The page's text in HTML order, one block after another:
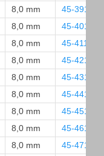
8,0 mm
45-3910-
8,0 mm
45-4010-
8,0 mm
45-4110-
8,0 mm
45-4210-
8,0 mm
45-4310-
8,0 mm
45-4410-
8,0 mm
45-4510-
8,0 mm
45-4610-
8,0 mm
45-4710-